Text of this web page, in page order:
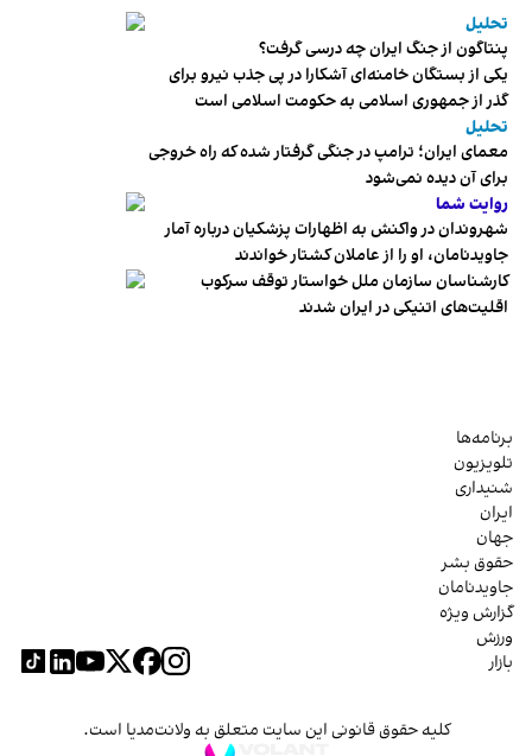
تحلیل
پنتاگون از جنگ ایران چه درسی گرفت؟
یکی از بستگان خامنه‌ای آشکارا در پی جذب نیرو برای
گذر از جمهوری اسلامی به حکومت اسلامی است
تحلیل
معمای ایران؛ ترامپ در جنگی گرفتار شده که راه خروجی
برای آن دیده نمی‌شود
روایت شما
شهروندان در واکنش به اظهارات پزشکیان درباره آمار
جاویدنامان، او را از عاملان کشتار خواندند
کارشناسان سازمان ملل خواستار توقف سرکوب
اقلیت‌های اتنیکی در ایران شدند
برنامه‌ها
تلویزیون
شنیداری
ایران
جهان
حقوق بشر
جاویدنامان
گزارش ویژه
ورزش
بازار
کلیه حقوق قانونی این سایت متعلق به ولانت‌مدیا است.